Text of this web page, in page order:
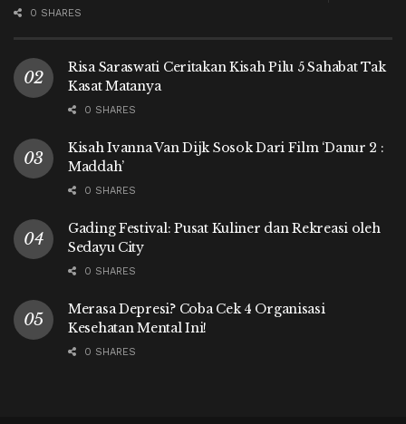
0 SHARES
Risa Saraswati Ceritakan Kisah Pilu 5 Sahabat Tak
Kasat Matanya
0 SHARES
Kisah Ivanna Van Dijk Sosok Dari Film ‘Danur 2 :
Maddah’
0 SHARES
Gading Festival: Pusat Kuliner dan Rekreasi oleh
Sedayu City
0 SHARES
Merasa Depresi? Coba Cek 4 Organisasi
Kesehatan Mental Ini!
0 SHARES